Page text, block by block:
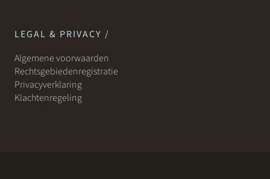
LEGAL & PRIVACY /
Algemene voorwaarden
Rechtsgebiedenregistratie
Privacyverklaring
Klachtenregeling